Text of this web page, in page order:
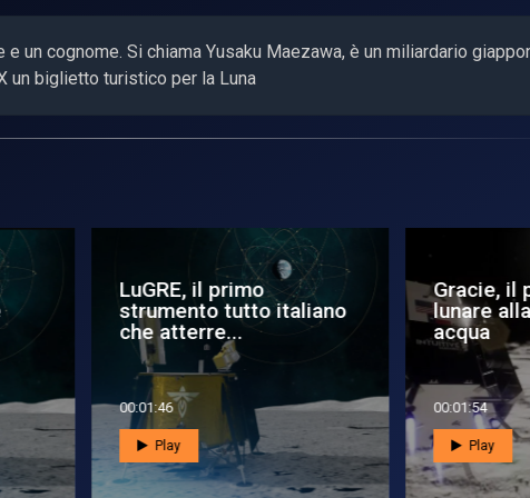
e un cognome. Si chiama Yusaku Maezawa, è un miliardario
un biglietto turistico per la Luna
Hera di Esa è in viaggio
verso il primo asteroide
de...
00:01:39
Play
Il primo mosaico
cosmico di Euclid
00:02:44